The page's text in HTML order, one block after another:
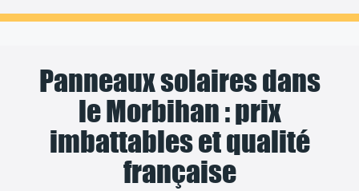
Panneaux solaires dans
le Morbihan : prix
imbattables et qualité
française